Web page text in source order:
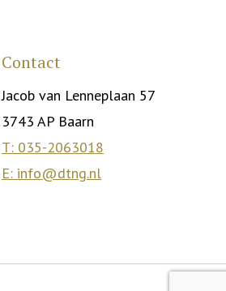
Contact
Jacob van Lenneplaan 57
3743 AP Baarn
T: 035-2063018
E: info@dtng.nl